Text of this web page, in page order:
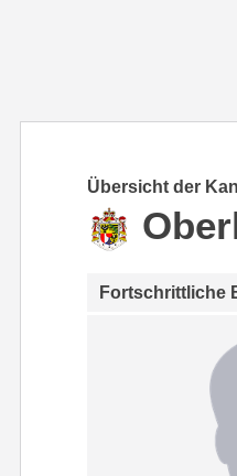
Übersicht der
Fortschrittliche